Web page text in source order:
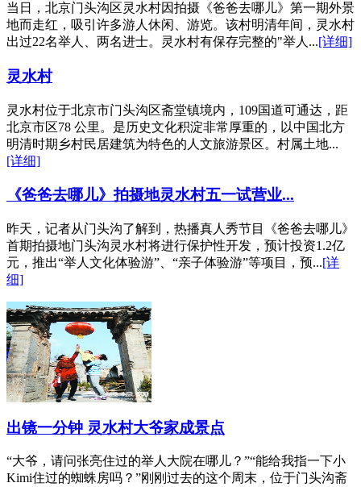
当日，北京门头沟区灵水村因拍摄《爸爸去哪儿》第一期外景
地而走红，吸引许多游人休闲、游览。该村明清年间，灵水村
出过22名举人、两名进士。灵水村有保存完整的"举人...[详细]
灵水村
灵水村位于北京市门头沟区斋堂镇境内，109国道可通达，距
北京市区78 公里。是历史文化积淀非常厚重的，以中国北方
明清时期乡村民居建筑为特色的人文旅游景区。村属土地...
[详细]
《爸爸去哪儿》拍摄地灵水村五一试营业...
昨天，记者从门头沟了解到，热播真人秀节目《爸爸去哪儿》
首期拍摄地门头沟灵水村将进行保护性开发，预计投资1.2亿
元，推出“举人文化体验游”、“亲子体验游”等项目，预...[详
细]
出镜一分钟 灵水村大爷家成景点
“大爷，请问张亮住过的举人大院在哪儿？”“能给我指一下小
Kimi住过的蜘蛛房吗？”刚刚过去的这个周末，位于门头沟斋